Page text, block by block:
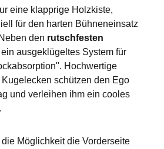
eine klapprige Holzkiste,
für den harten Bühneneinsatz
den rutschfesten
ausgeklügeltes System für
Hochwertige
schützen den Ego
und verleihen ihm ein cooles
.
Möglichkeit die Vorderseite